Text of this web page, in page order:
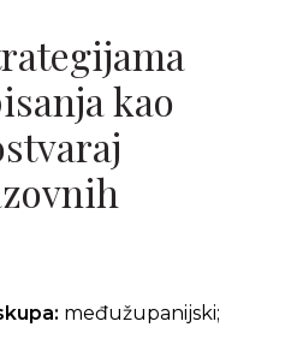
kao
međužupanijski;